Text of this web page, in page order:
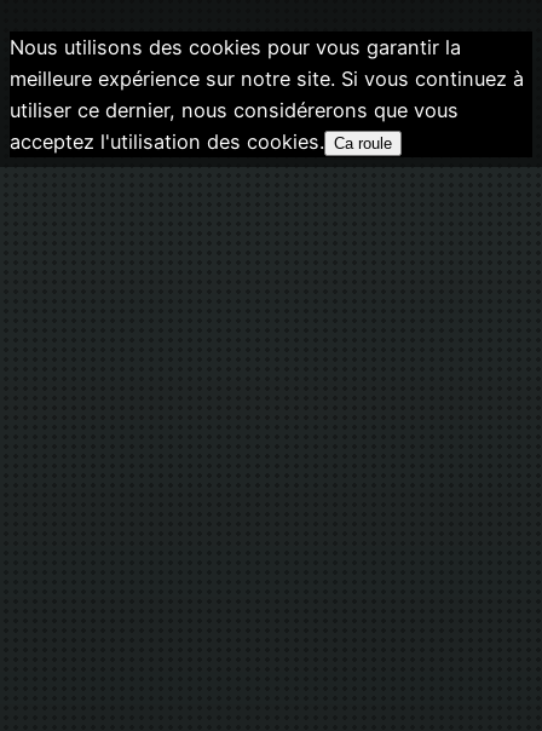
Nous utilisons des cookies pour vous garantir la
meilleure expérience sur notre site. Si vous continuez à
utiliser ce dernier, nous considérerons que vous
acceptez l'utilisation des cookies. Ca roule